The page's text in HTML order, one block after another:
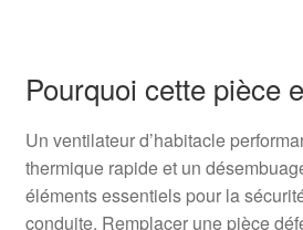
Pourquoi cette pièce
Un ventilateur d’habitacle
thermique rapide et un
éléments essentiels pour la
conduite. Remplacer une pièce